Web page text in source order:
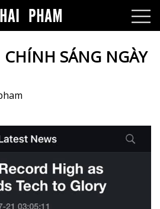
SÁNG NGÀY